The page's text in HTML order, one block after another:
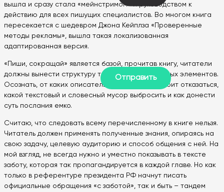
вышла и сразу стала «мейнстримом» и руководством к
действию для всех пишущих специалистов. Во многом книга
пересекается с шедевром Джона Кейплза «Проверенные
методы рекламы», вышла такая локализованная
адаптированная версия.
«Пиши, сокращай» является базой, прочитав книгу, читатели
должны вынести структуру текста и его отдельных элементов.
Осознать, от каких описательных элементов стоит отказаться,
какой текстовый и словесный мусор выбросить и как донести
суть послания емко.
Считаю, что следовать всему перечисленному в книге нельзя.
Читатель должен применять полученные знания, опираясь на
свою задачу, целевую аудиторию и способ общения с ней. На
мой взгляд, не всегда нужно и уместно показывать в тексте
заботу, которая так пропагандируется в каждой главе. Но как
только в референтуре президента РФ начнут писать
официальные обращения «с заботой», так и быть – тандем